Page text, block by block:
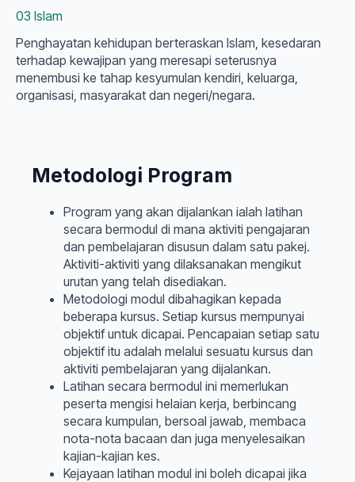
03 Islam
Penghayatan kehidupan berteraskan Islam, kesedaran
terhadap kewajipan yang meresapi seterusnya
menembusi ke tahap kesyumulan kendiri, keluarga,
organisasi, masyarakat dan negeri/negara.
Metodologi Program
Program yang akan dijalankan ialah latihan
secara bermodul di mana aktiviti pengajaran
dan pembelajaran disusun dalam satu pakej.
Aktiviti-aktiviti yang dilaksanakan mengikut
urutan yang telah disediakan.
Metodologi modul dibahagikan kepada
beberapa kursus. Setiap kursus mempunyai
objektif untuk dicapai. Pencapaian setiap satu
objektif itu adalah melalui sesuatu kursus dan
aktiviti pembelajaran yang dijalankan.
Latihan secara bermodul ini memerlukan
peserta mengisi helaian kerja, berbincang
secara kumpulan, bersoal jawab, membaca
nota-nota bacaan dan juga menyelesaikan
kajian-kajian kes.
Kejayaan latihan modul ini boleh dicapai jika